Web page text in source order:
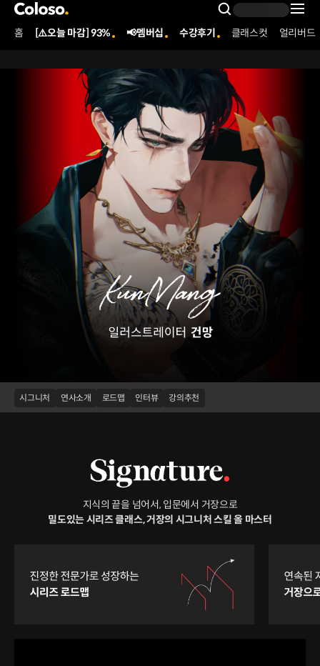
콜로소
Search
Coloso Menu
홈 [⚠️오늘 마감] 93% 📢멤버십 수강후기 클래스컷 얼리버드
[signature]일러스트레이터 건망 사전 홍보 페이지
시그니처 연사소개 로드맵 인터뷰 강의추천
지식의 끝을 넘어서, 입문에서 거장으로
밀도있는 시리즈 클래스, 거장의 시그니처 스킬 올 마스터